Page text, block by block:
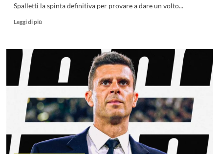
Spalletti la spinta definitiva per provare a dare un volto...
Leggi di più